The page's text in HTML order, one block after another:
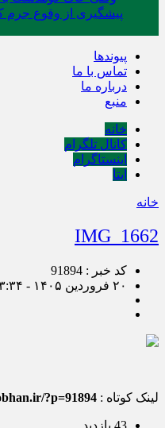
پیشگیری از وقوع
پیوندها
تماس با ما
درباره ما
منبع
خانه
کانال تلگرام
اینستاگرام
ایتا
خانه
IMG_1662
کد خبر : 91894
۲۰ فروردین ۱۴۰۵ - ۱۳:۳۴
لینک کوتاه : ?p=91894
43 بازدید